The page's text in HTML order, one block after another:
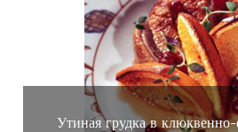
Утиная грудка в